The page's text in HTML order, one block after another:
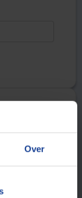
Over